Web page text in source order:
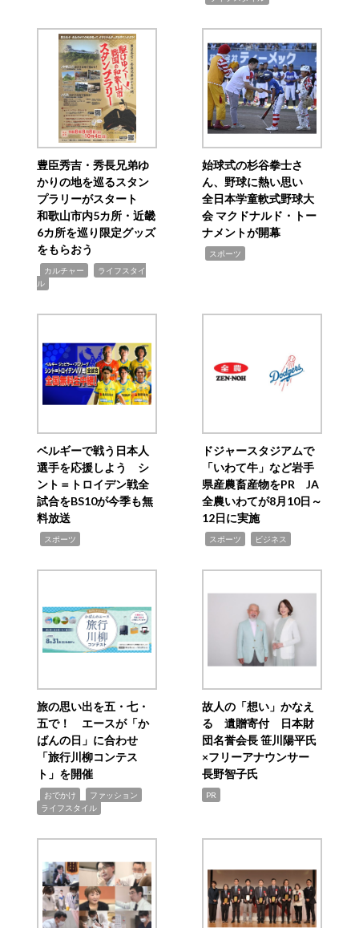
豊臣秀吉・秀長兄弟ゆ
かりの地を巡るスタン
プラリーがスタート
和歌山市内5カ所・近畿
6カ所を巡り限定グッズ
をもらおう
カルチャー
ライフスタイ
ル
始球式の杉谷拳士さ
ん、野球に熱い思い
全日本学童軟式野球大
会 マクドナルド・トー
ナメントが開幕
スポーツ
ベルギーで戦う日本人
選手を応援しよう シ
ント＝トロイデン戦全
試合をBS10が今季も無
料放送
スポーツ
ドジャースタジアムで
「いわて牛」など岩手
県産農畜産物をPR JA
全農いわてが8月10日～
12日に実施
スポーツ ビジネス
旅の思い出を五・七・
五で！ エースが「か
ばんの日」に合わせ
「旅行川柳コンテス
ト」を開催
おでかけ ファッション
ライフスタイル
故人の「想い」かなえ
る 遺贈寄付 日本財
団名誉会長 笹川陽平氏
×フリーアナウンサー
長野智子氏
PR